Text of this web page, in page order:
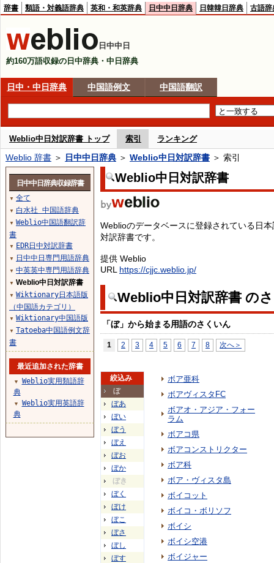
辞書 類語・対義語辞典 英和・和英辞典 日中中日辞典 日韓韓日辞典 古語辞
日中中日
約160万語収録の日中辞典・中日辞典
日中・中日辞典 中国語例文 中国語翻訳
Weblio中日対訳辞書 トップ 索引 ランキング
Weblio 辞書 ＞ 日中中日辞典 ＞ Weblio中日対訳辞書 ＞ 索引
Weblio中日対訳辞書
Weblioのデータベースに登録されている日
対訳辞書です。
提供 Weblio
URL https://cjjc.weblio.jp/
Weblio中日対訳辞書 の
「ぼ」から始まる用語のさくいん
1 2 3 4 5 6 7 8 次へ＞
絞込み
ぼ
ぼあ
ぼい
ぼう
ぼえ
ぼお
ぼか
ぼき
ぼく
ぼけ
ぼこ
ぼさ
ぼし
ぼす
ボア亜科
ボアヴィスタFC
ボアオ・アジア・フォー
ラム
ボアコ県
ボアコンストリクター
ボア科
ボア・ヴィスタ島
ボイコット
ボイコ・ボリソフ
ボイシ
ボイシ空港
ボイジャー
日中中日辞典収録辞書
▼ 全て
▼ 白水社 中国語辞典
▼ Weblio中国語翻訳辞
書
▼ EDR日中対訳辞書
▼ 日中中日専門用語辞典
▼ 中英英中専門用語辞典
▼ Weblio中日対訳辞書
▼ Wiktionary日本語版
（中国語カテゴリ）
▼ Wiktionary中国語版
▼ Tatoeba中国語例文辞
書
最近追加された辞書
▼
Weblio実用類語辞
典
▼
Weblio実用英語辞
典